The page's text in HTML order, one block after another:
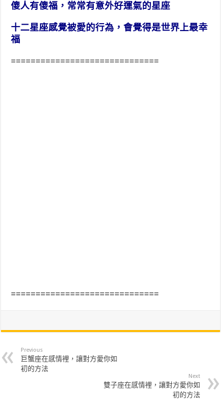
傻人有傻福，常常有意外好運氣的星座
十二星座感覺被愛的行為，會覺得是世界上最幸
福
==============================
==============================
Previous
巨蟹座在感情裡，讓對方愛你如
初的方法
Next
雙子座在感情裡，讓對方愛你如
初的方法